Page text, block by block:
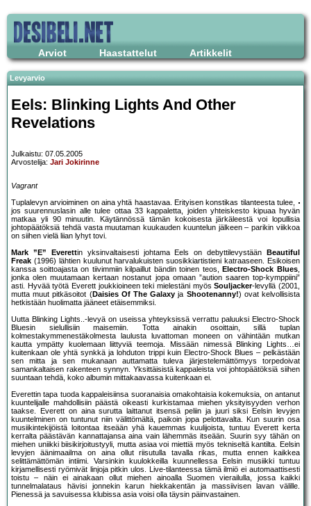
Arviot Haastattelut Artikkelit
Levyarvio
Eels: Blinking Lights And Other
Revelations
Julkaistu: 07.05.2005
Arvostelija: Jari Jokirinne
Vagrant
Tuplalevyn arvioiminen on aina yhtä haastavaa. Erityisen konstikas tilanteesta tulee,
jos suurennuslasin alle tulee ottaa 33 kappaletta, joiden yhteiskesto kipuaa hyvän
matkaa yli 90 minuutin. Käytännössä tämän kokoisesta järkäleestä voi lopullisia
johtopäätöksiä tehdä vasta muutaman kuukauden kuuntelun jälkeen – parikin viikkoa
on siihen vielä liian lyhyt tovi.
Mark ”E” Everettin yksinvaltaisesti johtama Eels on debyttilevystään
Beautiful
Freak (1996) lähtien kuulunut harvalukuisten suosikkiartistieni katraaseen. Esikoisen
kanssa soittoajasta on tiivimmiin kilpaillut bändin toinen teos, Electro-Shock Blues,
jonka olen muutamaan kertaan nostanut jopa omaan ”aution saaren top-kymppiini”
asti. Hyvää työtä Everett joukkioineen teki mielestäni myösSouljacker-levyllä (2001,
mutta muut pitkäsoitot (Daisies Of The Galaxy ja Shootenanny!) ovat kelvollisista
hetkistään huolimatta jääneet etäisemmiksi.
Uutta Blinking Lights..-levyä on useissa yhteyksissä verrattu paluuksi Electro-Shock
Bluesin sielullisiin maisemiin. Totta ainakin osoittain, sillä tuplan
kolmestakymmenestäkolmesta laulusta luvattoman moneen on vähintään mutkan
kautta ympätty kuolemaan liittyviä teemoja. Missään nimessä Blinking Lights…ei
kuitenkaan ole yhtä synkkä ja lohduton trippi kuin Electro-Shock Blues – pelkästään
sen mitta ja sen mukanaan auttamatta tuleva järjestelemättömyys torpedoivat
samankaltaisen rakenteen synnyn. Yksittäisistä kappaleista voi johtopäätöksiä siihen
suuntaan tehdä, koko albumin mittakaavassa kuitenkaan ei.
Everettin tapa tuoda kappaleisiinsa suoranaisia omakohtaisia kokemuksia, on antanut
kuuntelijalle mahdollisiin päästä oikeasti kurkistamaa miehen yksityisyyden verhon
taakse. Everett on aina surutta laittanut itsensä peliin ja juuri siksi Eelsin levyjen
kuuntelminen on tuntunut niin välittömältä, paikoin jopa pelottavalta. Kun suurin osa
musiikintekijöistä loitontaa itseään yhä kauemmas kuulijoista, tuntuu Everett kerta
kerralta päästävän kannattajansa aina vain lähemmäs itseään. Suurin syy tähän on
miehen uniikki biisikirjoitustyyli, mutta asiaa voi miettiä myös tekniseltä kantilta. Eelsin
levyjen äänimaailma on aina ollut riisutulla tavalla rikas, mutta ennen kaikkea
selittämättömän intiimi. Varsinkin kuulokkeilla kuunnellessa Eelsin musiikki tuntuu
kirjamellisesti ryömivät linjoja pitkin ulos. Live-tilanteessa tämä ilmiö ei automaattisesti
toistu – näin ei ainakaan ollut miehen ainoalla Suomen vierailulla, jossa kaikki
tunnelmalataus hävisi jonnekin karun hiekkakentän ja massiivisen lavan välille.
Pienessä ja savuisessa klubissa asia voisi olla täysin päinvastainen.